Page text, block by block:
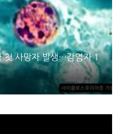
첫 사망자 발생…감염자 1